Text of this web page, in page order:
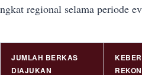
regional selama periode
JUMLAH BERKAS
DIAJUKAN